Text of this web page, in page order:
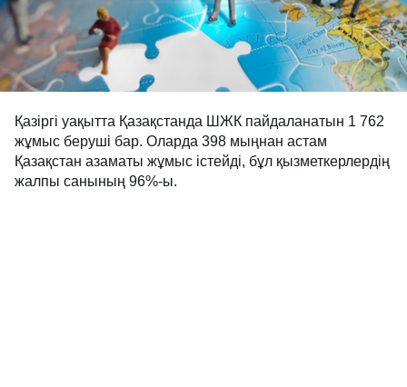
Қазіргі уақытта Қазақстанда ШЖК пайдаланатын 1 762
жұмыс беруші бар. Оларда 398 мыңнан астам
Қазақстан азаматы жұмыс істейді, бұл қызметкерлердің
жалпы санының 96%-ы.